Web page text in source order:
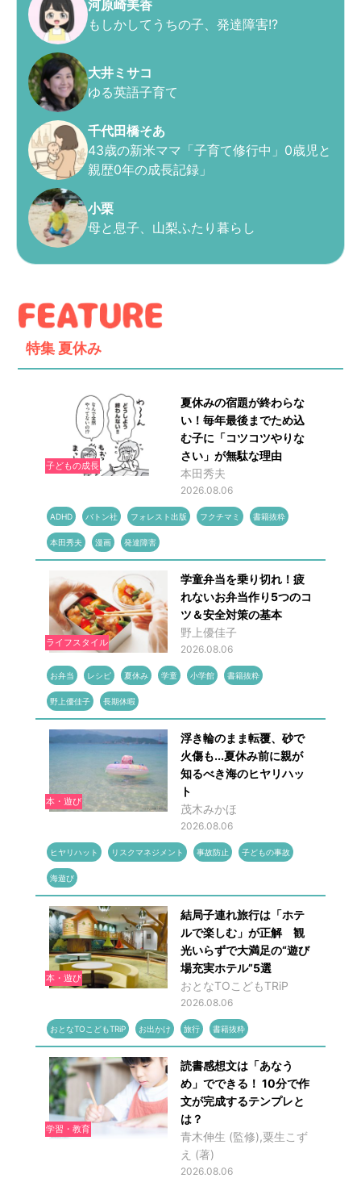
河原崎美香
もしかしてうちの子、発達障害!?
大井ミサコ
ゆる英語子育て
千代田橋そあ
43歳の新米ママ「子育て修行中」0歳児と
親歴0年の成長記録」
小栗
母と息子、山梨ふたり暮らし
特集 夏休み
子どもの成長
夏休みの宿題が終わらな
い！毎年最後までため込
む子に「コツコツやりな
さい」が無駄な理由
本田秀夫
2026.08.06
ADHD バトン社 フォレスト出版 フクチマミ 書籍抜粋
本田秀夫 漫画 発達障害
ライフスタイル
学童弁当を乗り切れ！疲
れないお弁当作り5つのコ
ツ＆安全対策の基本
野上優佳子
2026.08.06
お弁当 レシピ 夏休み 学童 小学館 書籍抜粋
野上優佳子 長期休暇
本・遊び
浮き輪のまま転覆、砂で
火傷も...夏休み前に親が
知るべき海のヒヤリハッ
ト
茂木みかほ
2026.08.06
ヒヤリハット リスクマネジメント 事故防止 子どもの事故
海遊び
本・遊び
結局子連れ旅行は「ホテ
ルで楽しむ」が正解 観
光いらずで大満足の“遊び
場充実ホテル”5選
おとなTOこどもTRiP
2026.08.06
おとなTOこどもTRiP お出かけ 旅行 書籍抜粋
学習・教育
読書感想文は「あなう
め」でできる！ 10分で作
文が完成するテンプレと
は？
青木伸生 (監修),粟生こず
え (著)
2026.08.06